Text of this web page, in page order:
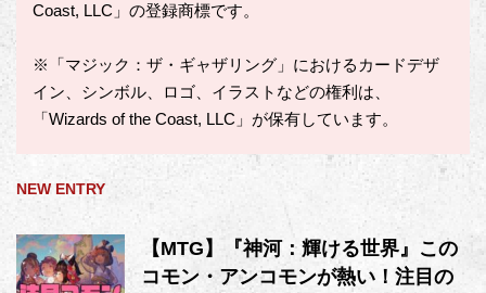
Coast, LLC」の登録商標です。
※「マジック：ザ・ギャザリング」におけるカードデザ
イン、シンボル、ロゴ、イラストなどの権利は、
「Wizards of the Coast, LLC」が保有しています。
NEW ENTRY
【MTG】『神河：輝ける世界』この
コモン・アンコモンが熱い！注目の